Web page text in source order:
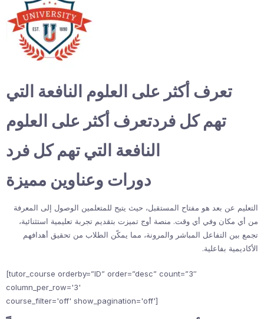
تعرف أكثر على العلوم النافعة التي
تهم كل فردتعرف أكثر على العلوم
النافعة التي تهم كل فرد
دورات وعناوين مميزة
التعليم عن بعد هو مفتاح المستقبل، حيث يتيح للمتعلمين الوصول إلى المعرفة
من أي مكان وفي أي وقت. منصة أوج تميزت بتقديم تجربة تعليمية استثنائية،
تجمع بين التفاعل المباشر والمرونة، مما يمكّن الطلاب من تحقيق أهدافهم
الأكاديمية بفاعلية.
[tutor_course orderby=”ID” order=”desc” count=”3″
column_per_row='3'
course_filter='off' show_pagination='off']